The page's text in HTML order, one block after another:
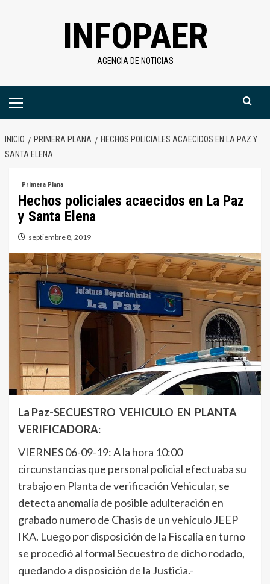
INFOPAER
AGENCIA DE NOTICIAS
Menú
INICIO PRIMERA PLANA
HECHOS POLICIALES ACAECIDOS EN LA PAZ Y
SANTA ELENA
Primera Plana
Hechos policiales acaecidos en La Paz
y Santa Elena
septiembre 8, 2019
La Paz-SECUESTRO VEHICULO EN PLANTA
VERIFICADORA:
VIERNES 06-09-19: A la hora 10:00
circunstancias que personal policial efectuaba su
trabajo en Planta de verificación Vehicular, se
detecta anomalía de posible adulteración en
grabado numero de Chasis de un vehículo JEEP
IKA. Luego por disposición de la Fiscalía en turno
se procedió al formal Secuestro de dicho rodado,
quedando a disposición de la Justicia.-